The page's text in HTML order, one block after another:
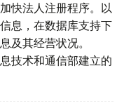
快法人注册程序。以
息，在数据库支持下
及其经营状况。
技术和通信部建立的